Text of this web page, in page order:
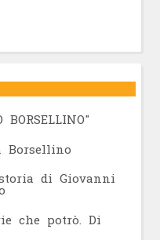
BORSELLINO"
Borsellino
di Giovanni
che potrò. Di